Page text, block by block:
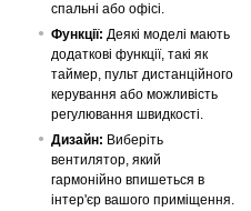
спальні або офісі.
Функції: Деякі моделі мають
додаткові функції, такі як
таймер, пульт дистанційного
керування або можливість
регулювання швидкості.
Дизайн: Виберіть
вентилятор, який
гармонійно впишеться в
інтер'єр вашого приміщення.